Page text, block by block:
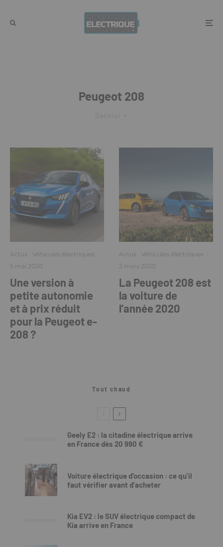
Peugeot 208
Actus Véhicules électriques ·
5 mai 2020
Une version à
petite autonomie
et à prix réduit
pour la Peugeot e-
208 ?
Actus Véhicules électriques ·
2 mars 2020
La Peugeot 208 est
la voiture de
l’année 2020
Tout chaud
Geely E2 : la citadine électrique arrive
en France dès 20 990 €
Voiture électrique d’occasion : ce qu’il
faut vérifier avant d’acheter
Kia EV2 : le SUV électrique compact de
Kia arrive en France